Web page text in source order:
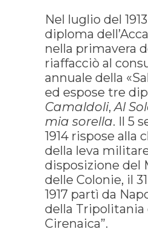
Nel luglio del
diploma
nella primavera
riaffacciò al
annuale della
ed espose tre
Camaldoli,Al
mia sorella. Il 5
1914 rispose alla
della leva
disposizione del
delle Colonie, il
1917 partì da
della Tripolitania
Cirenaica”.